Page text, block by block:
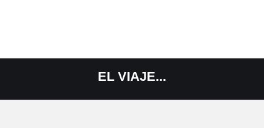
EL VIAJE...